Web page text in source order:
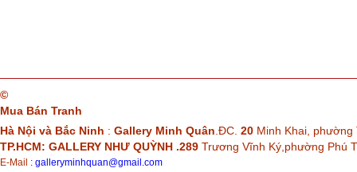
©
Mua Bán Tranh
Hà Nội và Bắc Ninh : Gallery Minh Quân .ĐC. 20 Minh Khai,
TP.HCM: GALLERY NHƯ QUỲNH .289 Trương Vĩnh Ký,phường Phú
E-Mail : galleryminhquan@gmail.com